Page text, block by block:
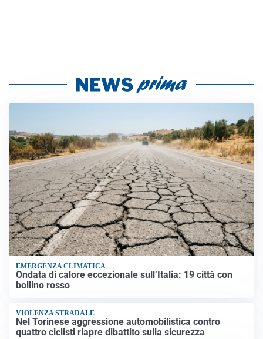
EMERGENZA CLIMATICA
Ondata di calore eccezionale sull’Italia: 19 città con
bollino rosso
VIOLENZA STRADALE
Nel Torinese aggressione automobilistica contro
quattro ciclisti riapre dibattito sulla sicurezza